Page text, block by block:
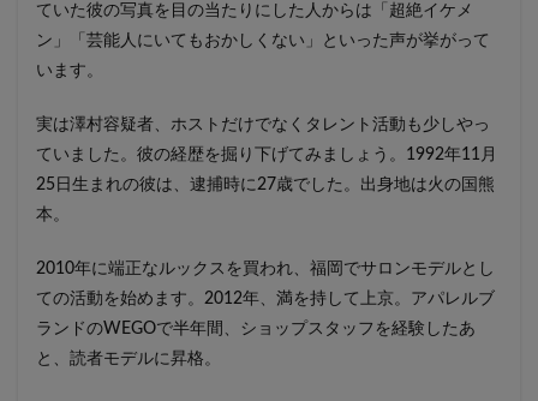
ていた彼の写真を目の当たりにした人からは「超絶イケメ
ン」「芸能人にいてもおかしくない」といった声が挙がって
います。
実は澤村容疑者、ホストだけでなくタレント活動も少しやっ
ていました。彼の経歴を掘り下げてみましょう。1992年11月
25日生まれの彼は、逮捕時に27歳でした。出身地は火の国熊
本。
2010年に端正なルックスを買われ、福岡でサロンモデルとし
ての活動を始めます。2012年、満を持して上京。アパレルブ
ランドのWEGOで半年間、ショップスタッフを経験したあ
と、読者モデルに昇格。